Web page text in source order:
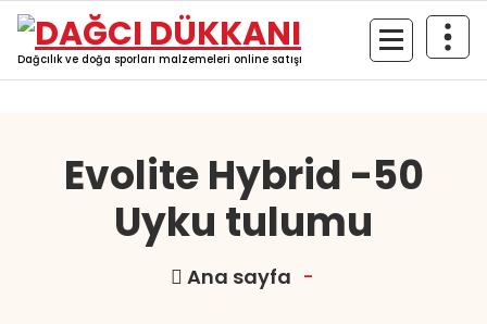
İçeriğe
geç
Dağcılık ve doğa sporları malzemeleri online satışı
Evolite Hybrid -50
Uyku tulumu
Ana sayfa -